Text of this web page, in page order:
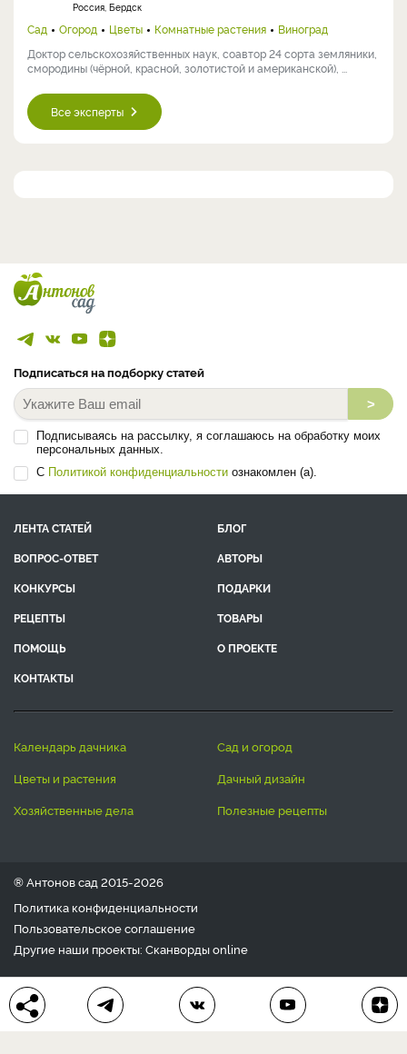
Россия, Бердск
Сад Огород Цветы Комнатные растения
Виноград
Доктор сельскохозяйственных наук, соавтор 24 сорта земляники,
смородины (чёрной, красной, золотистой и американской), ...
Все эксперты
Подписаться на подборку статей
>
Подписываясь на рассылку, я соглашаюсь на обработку моих
персональных данных.
С Политикой конфиденциальности ознакомлен (а).
ЛЕНТА СТАТЕЙ
БЛОГ
ВОПРОС-ОТВЕТ
АВТОРЫ
КОНКУРСЫ
ПОДАРКИ
РЕЦЕПТЫ
ТОВАРЫ
ПОМОЩЬ
О ПРОЕКТЕ
КОНТАКТЫ
календарь дачника
сад и огород
цветы и растения
дачный дизайн
хозяйственные дела
полезные рецепты
® Антонов сад 2015-2026
Политика конфиденциальности
Пользовательское соглашение
Другие наши проекты: Сканвордыonline
Любое использование материала допускается только с
письменного согласия редакции